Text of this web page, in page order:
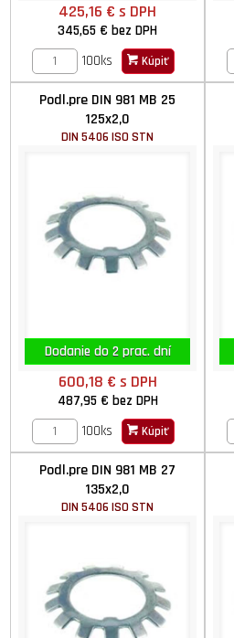
425,16 €s DPH
345,65 €bez DPH
100ks
Kúpiť
Podl.pre DIN 981 MB 25
125x2,0
DIN 5406 ISO STN
Dodanie do 2 prac. dní
600,18 € s DPH
487,95 € bez DPH
100ks
Kúpiť
Podl.pre DIN 981 MB 27
135x2,0
DIN 5406 ISO STN